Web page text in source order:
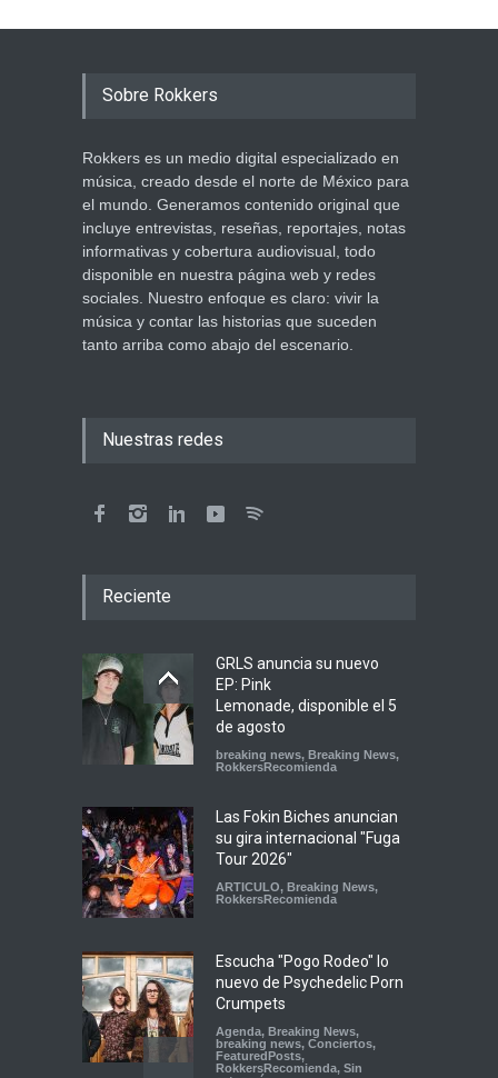
Sobre Rokkers
Rokkers es un medio digital especializado en
música, creado desde el norte de México para
el mundo. Generamos contenido original que
incluye entrevistas, reseñas, reportajes, notas
informativas y cobertura audiovisual, todo
disponible en nuestra página web y redes
sociales. Nuestro enfoque es claro: vivir la
música y contar las historias que suceden
tanto arriba como abajo del escenario.
Nuestras redes
Reciente
GRLS anuncia su nuevo
EP: Pink
Lemonade, disponible el 5
de agosto
breaking news, Breaking News,
RokkersRecomienda
Las Fokin Biches anuncian
su gira internacional "Fuga
Tour 2026"
ARTICULO, Breaking News,
RokkersRecomienda
Escucha "Pogo Rodeo" lo
nuevo de Psychedelic Porn
Crumpets
Agenda, Breaking News,
breaking news, Conciertos,
FeaturedPosts,
RokkersRecomienda, Sin